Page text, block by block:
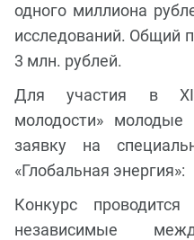
одного миллиона
исследований. Общий
3 млн. рублей.
Для участия в
молодости»
заявку на
«Глобальная энергия»:
Конкурс
независимые